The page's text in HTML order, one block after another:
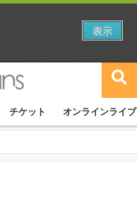
チケット オンラインライブ
表示